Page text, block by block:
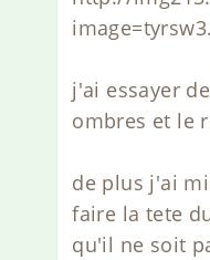
j'ai essayer
ombres et le
de plus j'ai
faire la tete
qu'il ne soit